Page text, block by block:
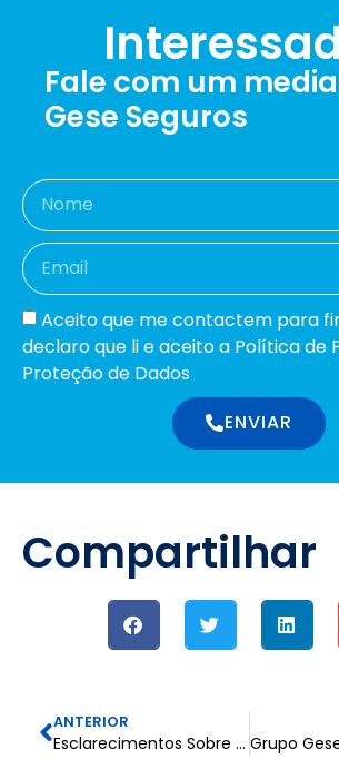
Fale com um
Gese Seguros
Aceito que me contactem para
declaro que li e aceito a Política de
Proteção de Dados
ENVIAR
Compartilhar
ANTERIOR
Esclarecimentos Sobre Veículos de Substituição